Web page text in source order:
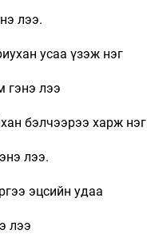
лээ.
усаа үзэж нэг
гэнэ лээ
бэлчээрээ харж нэг
лээ.
эцсийн удаа
лээ